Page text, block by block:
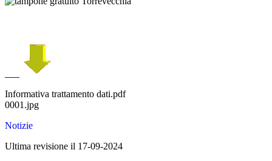
Informativa trattamento dati.pdf
0001.jpg
Notizie
Ultima revisione il 17-09-2024